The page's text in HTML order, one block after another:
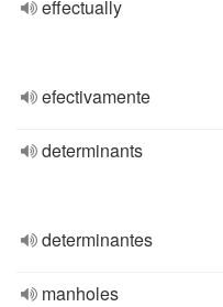
effectually
efectivamente
determinants
determinantes
manholes